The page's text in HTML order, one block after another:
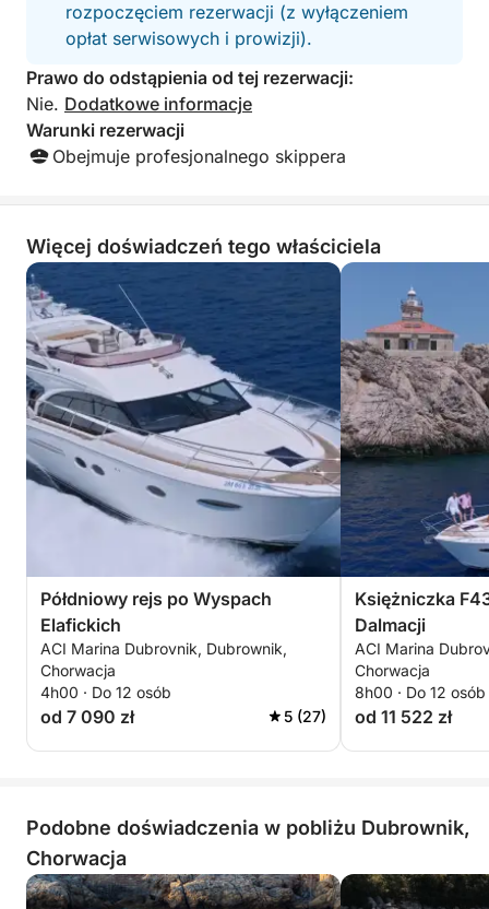
rozpoczęciem rezerwacji (z wyłączeniem
opłat serwisowych i prowizji).
Prawo do odstąpienia od tej rezerwacji:
Nie. Dodatkowe informacje
Warunki rezerwacji
Obejmuje profesjonalnego skippera
Więcej doświadczeń tego właściciela
Półdniowy rejs po Wyspach
Elafickich
ACI Marina Dubrovnik, Dubrownik,
Chorwacja
4h00 · Do 12 osób
od 7 090 zł 5 (27)
Księżniczka
Dalmacji
ACI Marina
Chorwacja
8h00 · Do 12 osób
od 11 522 zł
Podobne doświadczenia w pobliżu Dubrownik,
Chorwacja